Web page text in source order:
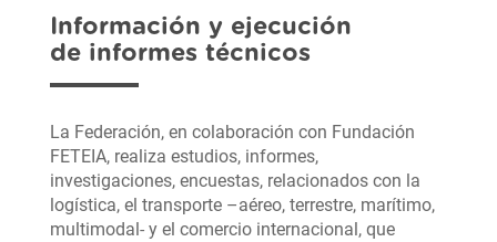
Información y ejecución
de informes técnicos
La Federación, en colaboración con Fundación
FETEIA, realiza estudios, informes,
investigaciones, encuestas, relacionados con la
logística, el transporte –aéreo, terrestre, marítimo,
multimodal- y el comercio internacional, que